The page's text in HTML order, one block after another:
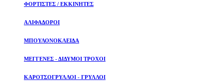
ΦΟΡΤΙΣΤΕΣ / ΕΚΚΙΝΗΤΕΣ
ΑΛΙΦΑΔΟΡΟΙ
ΜΠΟΥΛΟΝΟΚΛΕΙΔΑ
ΜΕΓΓΕΝΕΣ - ΔΙΔΥΜΟΙ ΤΡΟΧΟΙ
ΚΑΡΟΤΣΟΓΡΥΛΛΟΙ - ΓΡΥΛΛΟΙ